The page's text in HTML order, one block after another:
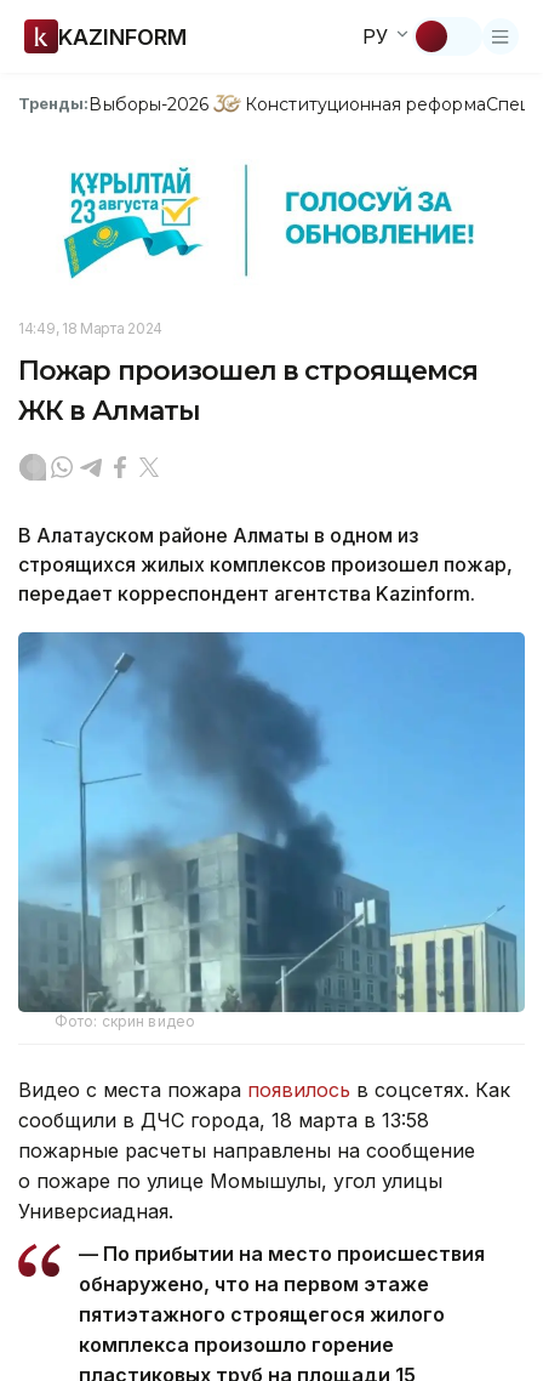
KAZINFORM РУ
Тренды:Выборы-2026 Конституционная реформа
14:49, 18 Марта 2024
Пожар произошел в строящемся
ЖК в Алматы
В Алатауском районе Алматы в одном из
строящихся жилых комплексов произошел пожар,
передает корреспондент агентства Kazinform.
Фото: скрин видео
Видео с места пожара появилось в соцсетях. Как
сообщили в ДЧС города, 18 марта в 13:58
пожарные расчеты направлены на сообщение
о пожаре по улице Момышулы, угол улицы
Универсиадная.
— По прибытии на место происшествия
обнаружено, что на первом этаже
пятиэтажного строящегося жилого
комплекса произошло горение
пластиковых труб на площади 15